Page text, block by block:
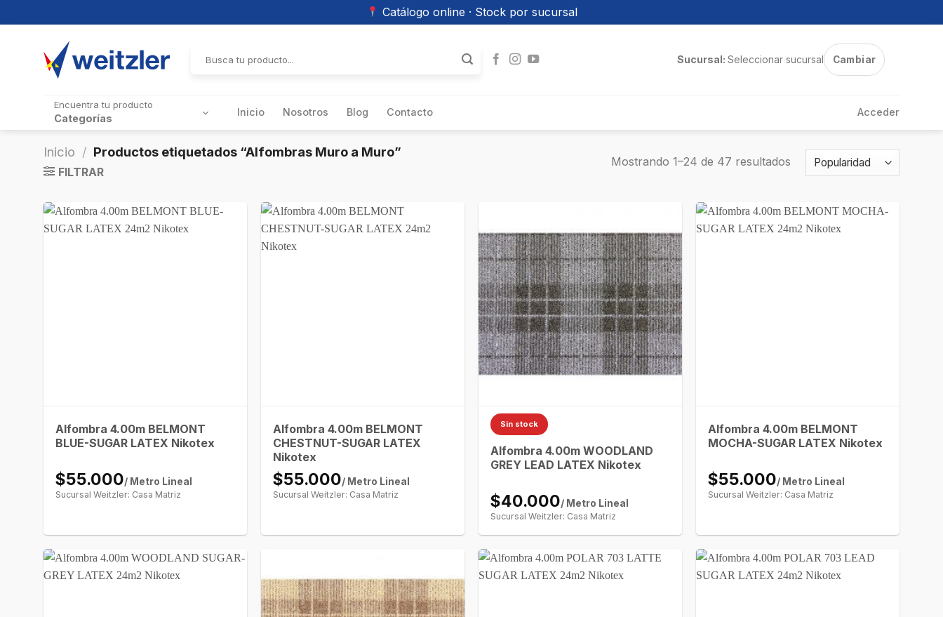
Catálogo online · Stock por sucursal
por:
Sucursal: Seleccionar sucursal Cambiar
Encuentra tu producto
Categorías Inicio Nosotros Blog Contacto Acceder
Inicio / Productos etiquetados “Alfombras Muro a Muro”
FILTRAR
Mostrando 1–24 de 47 resultados
Alfombra 4.00m BELMONT
BLUE-SUGAR LATEX Nikotex
$55.000/ Metro Lineal
Sucursal Weitzler: Casa Matriz
Alfombra 4.00m BELMONT
CHESTNUT-SUGAR LATEX
Nikotex
$55.000/ Metro Lineal
Sucursal Weitzler: Casa Matriz
Sin stock
Alfombra 4.00m WOODLAND
GREY LEAD LATEX Nikotex
$40.000/ Metro Lineal
Sucursal Weitzler: Casa Matriz
Alfombra 4.00m BELMONT
MOCHA-SUGAR LATEX Nikotex
$55.000/ Metro Lineal
Sucursal Weitzler: Casa Matriz